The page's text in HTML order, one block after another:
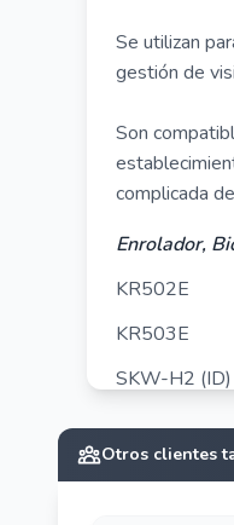
Se utilizan
gestión de
Son
complicada
Enrolador,
KR502E
KR503E
SKW-H2 (ID)
FR1200
ZK8500R
Otros clientes